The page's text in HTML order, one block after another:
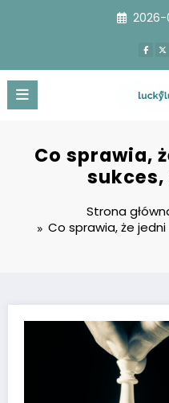
Co sprawia,
Strona
Co sprawia, że